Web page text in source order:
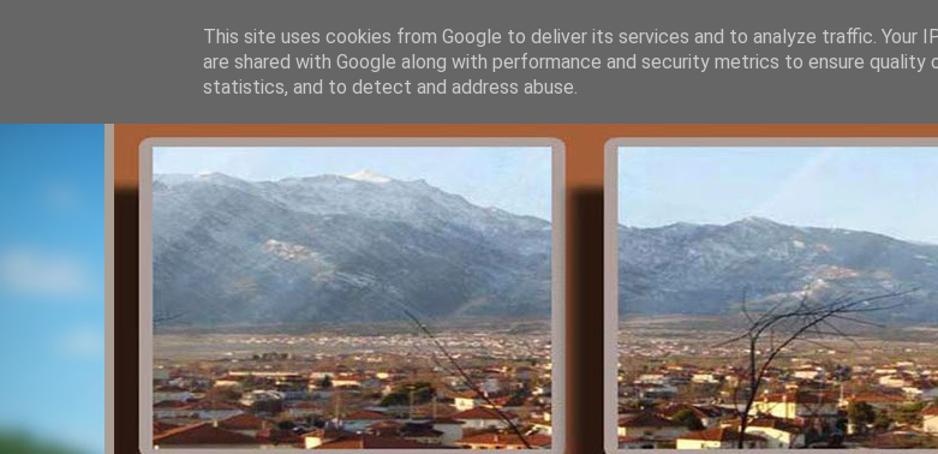
This site uses cookies from Google to deliver its services and to analyze traffic. Your
are shared with Google along with performance and security metrics to ensure quality
statistics, and to detect and address abuse.